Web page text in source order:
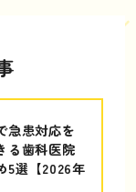
急患対応を
る歯科医院
5選【2026年